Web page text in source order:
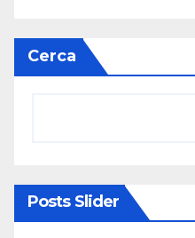
Cerca
Posts Slider